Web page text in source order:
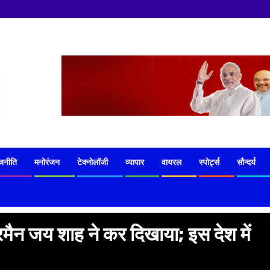
मनोरंजन टेक्नोलॉजी व्यापार वायरल स्पोर्ट्स सौन्दर्य
जय शाह ने कर दिखाया; इस देश में